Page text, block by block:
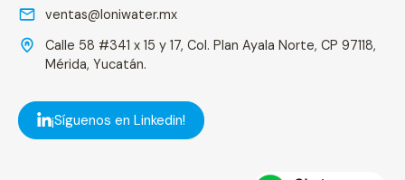
ventas@loniwater.mx
Calle 58 #341 x 15 y 17, Col. Plan Ayala Norte, CP 97118,
Mérida, Yucatán.
¡Síguenos en Linkedin!